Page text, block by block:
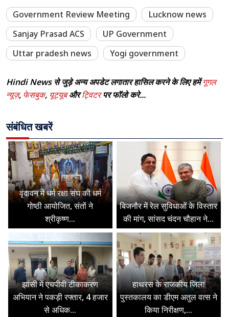
Government Review Meeting
Lucknow news
Sanjay Prasad ACS
UP Government
Uttar pradesh news
Yogi government
Hindi News से जुड़े अन्य अपडेट लगातार हासिल करने के लिए हमेंगूगल
न्यूज़, फेसबुक, यूट्यूबऔरट्विटरपर फॉलो करे...
संबंधित खबरें
वृंदावन में धर्म रक्षा संघ की धर्म
गोष्ठी आयोजित, संतों ने
श्रीकृष्ण...
बिजनौर में रेल सुविधाओं के विस्तार
की मांग, सांसद चंदन चौहान ने...
झांसी में एचपीवी टीकाकरण
अभियान ने पकड़ी रफ्तार, 4 हजार
से अधिक...
हाथरस के राजकीय जिला
पुस्तकालय का डीएम अतुल वत्स ने
किया निरीक्षण,...